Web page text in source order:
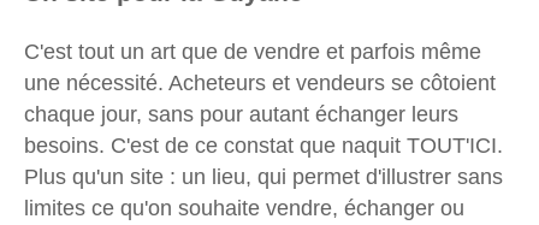
C'est tout un art que de vendre et parfois même
une nécessité. Acheteurs et vendeurs se côtoient
chaque jour, sans pour autant échanger leurs
besoins. C'est de ce constat que naquit TOUT'ICI.
Plus qu'un site : un lieu, qui permet d'illustrer sans
limites ce qu'on souhaite vendre, échanger ou